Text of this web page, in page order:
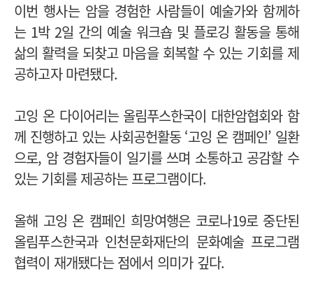
이번 행사는 암을 경험한 사람들이 예술가와 함께하
는 1박 2일 간의 예술 워크숍 및 플로깅 활동을 통해
삶의 활력을 되찾고 마음을 회복할 수 있는 기회를 제
공하고자 마련됐다.
고잉 온 다이어리는 올림푸스한국이 대한암협회와 함
께 진행하고 있는 사회공헌활동 ‘고잉 온 캠페인’ 일환
으로, 암 경험자들이 일기를 쓰며 소통하고 공감할 수
있는 기회를 제공하는 프로그램이다.
올해 고잉 온 캠페인 희망여행은 코로나19로 중단된
올림푸스한국과 인천문화재단의 문화예술 프로그램
협력이 재개됐다는 점에서 의미가 깊다.